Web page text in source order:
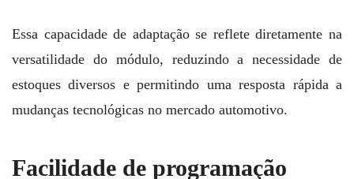
Essa capacidade de adaptação se reflete diretamente na
versatilidade do módulo, reduzindo a necessidade de
estoques diversos e permitindo uma resposta rápida a
mudanças tecnológicas no mercado automotivo.
Facilidade de programação